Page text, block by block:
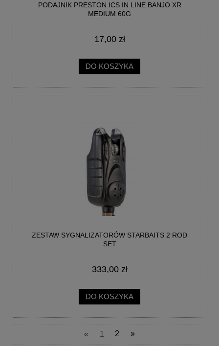
PODAJNIK PRESTON ICS IN LINE BANJO XR
MEDIUM 60G
17,00 zł
DO KOSZYKA
ZESTAW SYGNALIZATORÓW STARBAITS 2 ROD
SET
333,00 zł
DO KOSZYKA
« 1 2 »